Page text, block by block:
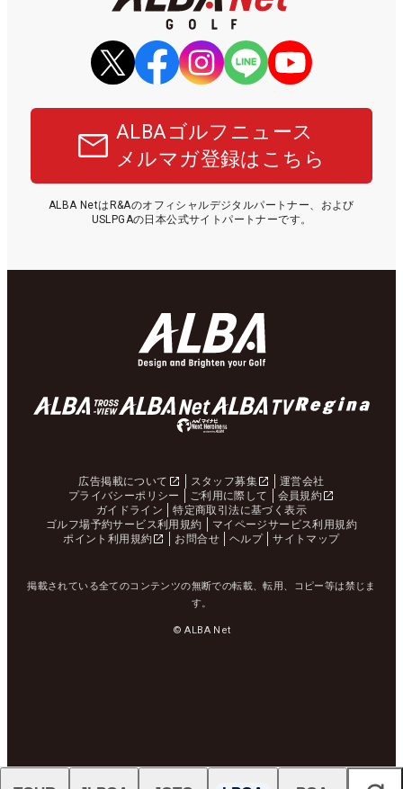
ALBAゴルフニュース
メルマガ登録はこちら
ALBA NetはR&Aのオフィシャルデジタルパートナー、および
USLPGAの日本公式サイトパートナーです。
広告掲載について スタッフ募集
運営会社
プライバシーポリシー
ご利用に際して
会員規約
ガイドライン
特定商取引法に基づく表示
ゴルフ場予約サービス利用規約
マイページサービス利用規約
ポイント利用規約
お問合せ ヘルプ サイトマップ
掲載されている全てのコンテンツの無断での転載、転用、コピー等は禁じま
す。
© ALBA Net